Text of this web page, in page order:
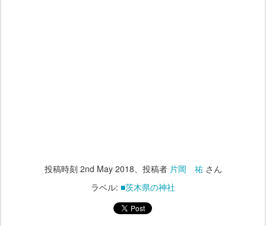
投稿時刻 2nd May 2018、投稿者 片岡 祐さん
ラベル: ■茨木県の神社